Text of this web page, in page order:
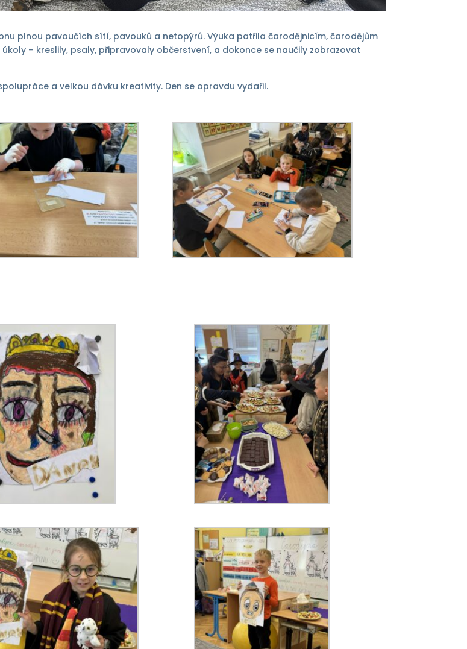
plnou pavoučích sítí, pavouků a netopýrů. Výuka patřila čarodějnicím, čarodějům
– kreslily, psaly, připravovaly občerstvení, a dokonce se naučily zobrazovat
a velkou dávku kreativity. Den se opravdu vydařil.